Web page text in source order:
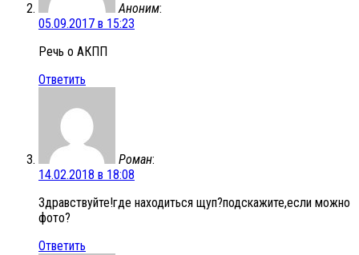
Аноним:
05.09.2017 в 15:23
Речь о АКПП
Ответить
Роман:
14.02.2018 в 18:08
Здравствуйте!где находиться щуп?подскажите,если можно
фото?
Ответить